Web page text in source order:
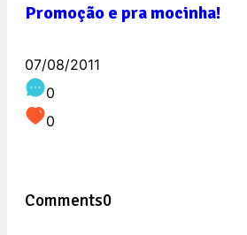
Promoção e pra mocinha!
07/08/2011
0
0
Comments0